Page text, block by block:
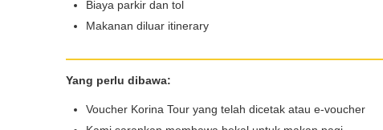
Biaya parkir dan tol
Makanan diluar itinerary
Yang perlu dibawa:
Voucher Korina Tour yang telah dicetak atau e-voucher
Email*